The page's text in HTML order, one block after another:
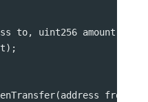
to, uint256 amount)
from,